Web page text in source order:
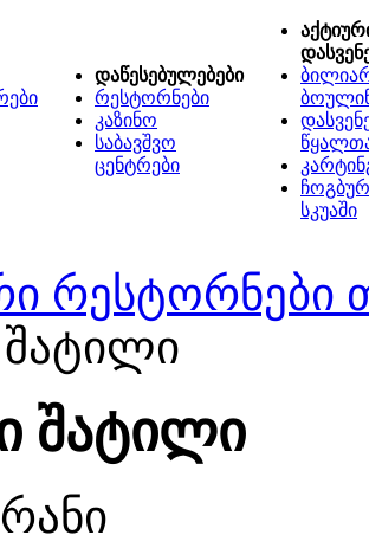
დაწესებულებები
რესტორნები
კაზინო
საბავშვო
ცენტრები
სკუაში
რესტორნები
შატილი